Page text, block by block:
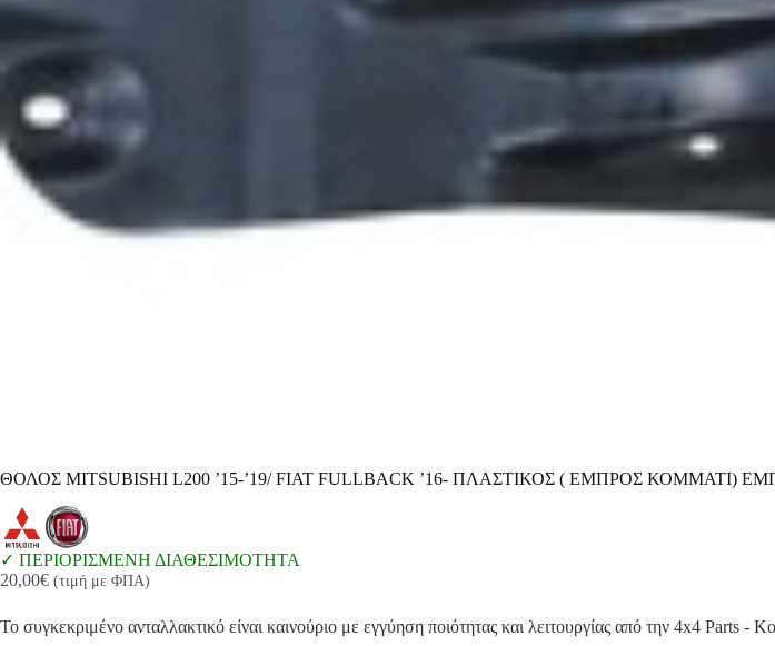
ΘΟΛΟΣ MITSUBISHI L200 ’15-’19/ FIAT FULLBACK ’16- ΠΛΑΣΤΙΚΟΣ ( ΕΜΠΡΟΣ ΚΟΜΜΑΤΙ)
ΠΕΡΙΟΡΙΣΜΕΝΗ ΔΙΑΘΕΣΙΜΟΤΗΤΑ
20,00€ (τιμή με ΦΠΑ)
Το συγκεκριμένο ανταλλακτικό είναι καινούριο με εγγύηση ποιότητας και λειτουργίας από την 4x4 Parts -